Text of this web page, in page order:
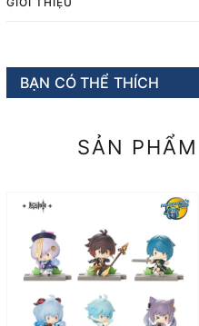
BẠN CÓ THỂ THÍCH
SẢN